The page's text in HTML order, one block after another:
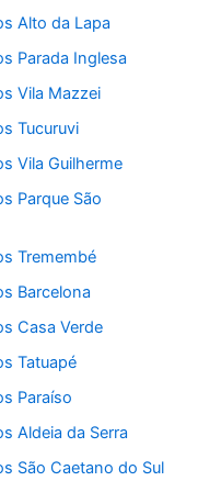
Alto da Lapa
Parada Inglesa
Vila Mazzei
Tucuruvi
Vila Guilherme
Parque São
Tremembé
Barcelona
Casa Verde
Tatuapé
Paraíso
Aldeia da Serra
São Caetano do Sul